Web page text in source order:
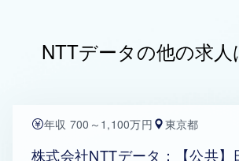
NTTデータの他の求人
年収 700～1,100万円 東京都
株式会社NTTデータ：【公共】